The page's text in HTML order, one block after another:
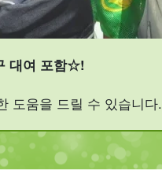
대여 포함☆!
도움을 드릴 수 있습니다.